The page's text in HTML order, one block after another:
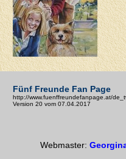
Fünf Freunde Fan Page
http://www.fuenffreundefanpage.at/
Version 20 vom 07.04.2017
Webmaster: